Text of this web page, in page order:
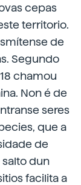
cepas
territorio.
de
Segundo
chamou
Non é de
seres
que a
de
salto dun
facilita a